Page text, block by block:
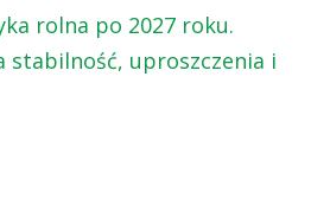
rolna po 2027 roku.
stabilność, uproszczenia i